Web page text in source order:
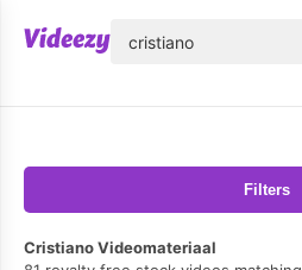
Filters
Cristiano Videomateriaal